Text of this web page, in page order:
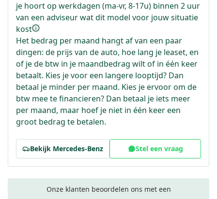
je hoort op werkdagen (ma-vr, 8-17u) binnen 2 uur
van een adviseur wat dit model voor jouw situatie
kost
Het bedrag per maand hangt af van een paar
dingen: de prijs van de auto, hoe lang je leaset, en
of je de btw in je maandbedrag wilt of in één keer
betaalt. Kies je voor een langere looptijd? Dan
betaal je minder per maand. Kies je ervoor om de
btw mee te financieren? Dan betaal je iets meer
per maand, maar hoef je niet in één keer een
groot bedrag te betalen.
Bekijk Mercedes-Benz Stel een vraag
Onze klanten beoordelen ons met een